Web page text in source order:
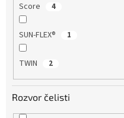
Score 4
SUN-FLEX® 1
TWIN 2
Rozvor čelisti